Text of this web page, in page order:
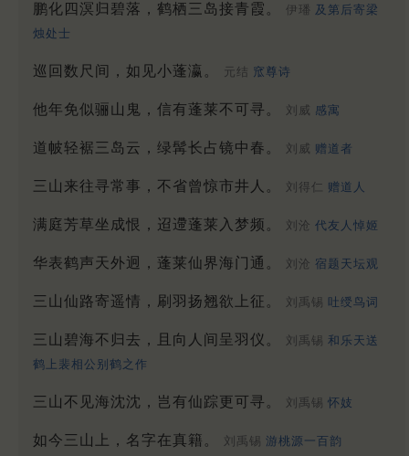
鹏化四溟归碧落，鹤栖三岛接青霞。 伊璠 及第后寄梁
烛处士
巡回数尺间，如见小蓬瀛。 元结 窊尊诗
他年免似骊山鬼，信有蓬莱不可寻。 刘威 感寓
道帔轻裾三岛云，绿髯长占镜中春。 刘威 赠道者
三山来往寻常事，不省曾惊市井人。 刘得仁 赠道人
满庭芳草坐成恨，迢遰蓬莱入梦频。 刘沧 代友人悼姬
华表鹤声天外迥，蓬莱仙界海门通。 刘沧 宿题天坛观
三山仙路寄遥情，刷羽扬翘欲上征。 刘禹锡 吐绶鸟词
三山碧海不归去，且向人间呈羽仪。 刘禹锡 和乐天送
鹤上裴相公别鹤之作
三山不见海沈沈，岂有仙踪更可寻。 刘禹锡 怀妓
如今三山上，名字在真籍。 刘禹锡 游桃源一百韵